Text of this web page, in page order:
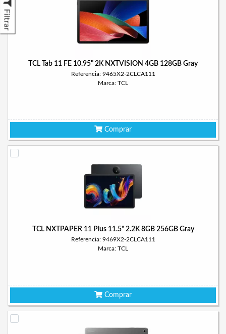
Filtrar
TCL Tab 11 FE 10.95" 2K NXTVISION 4GB 128GB Gray
Referencia: 9465X2-2CLCA111
Marca: TCL
Comprar
TCL NXTPAPER 11 Plus 11.5" 2.2K 8GB 256GB Gray
Referencia: 9469X2-2CLCA111
Marca: TCL
Comprar